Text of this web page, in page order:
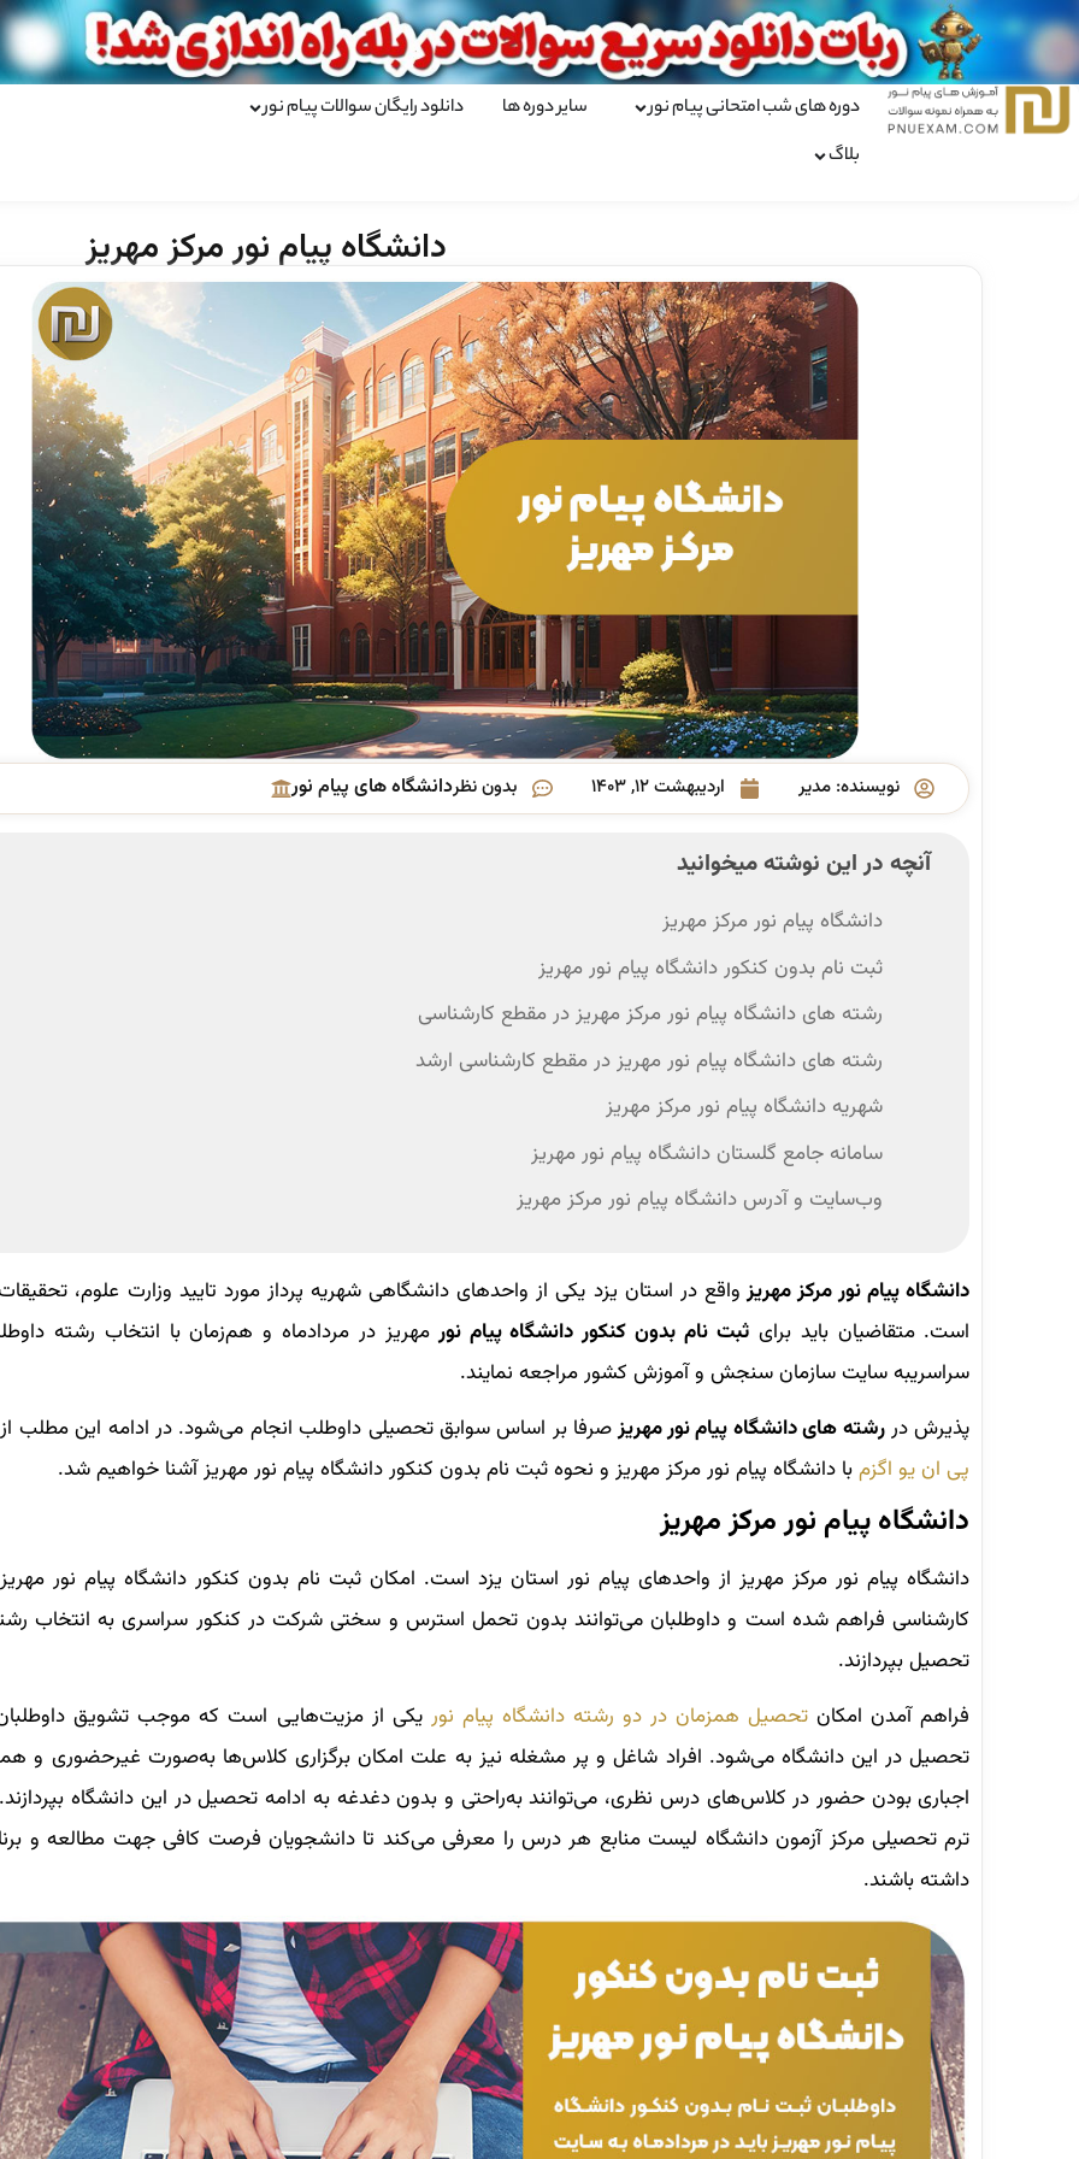
دوره های شب امتحانی پیام نور سایر دوره ها
دانلود رایگان سوالات پیام نور
بلاگ
دانشگاه پیام نور مرکز مهریز
نویسنده: مدیر اردیبهشت ۱۲, ۱۴۰۳ بدون نظردانشگاه های پیام نور
آنچه در این نوشته میخوانید
دانشگاه پیام نور مرکز مهریز
ثبت نام بدون کنکور دانشگاه پیام نور مهریز
رشته های دانشگاه پیام نور مرکز مهریز در مقطع کارشناسی
رشته های دانشگاه پیام نور مهریز در مقطع کارشناسی ارشد
شهریه دانشگاه پیام نور مرکز مهریز
سامانه جامع گلستان دانشگاه پیام نور مهریز
وب‌سایت و آدرس دانشگاه پیام نور مرکز مهریز
دانشگاه پیام نور مرکز مهریزواقع در استان یزد یکی از واحدهای دانشگاهی شهریه پرداز مورد تایید وزارت علوم،
است. متقاضیان باید برایثبت نام بدون کنکور دانشگاه پیام نورمهریز در مردادماه و هم‌زمان با انتخاب رشته
سراسریبه سایت سازمان سنجش و آموزش کشور مراجعه نمایند.
پذیرش دررشته های دانشگاه پیام نور مهریزصرفا بر اساس سوابق تحصیلی داوطلب انجام می‌شود. در ادامه این مطلب
پی ان یو اگزمبا دانشگاه پیام نور مرکز مهریز و نحوه ثبت نام بدون کنکور دانشگاه پیام نور مهریز آشنا خواهیم شد.
دانشگاه پیام نور مرکز مهریز
دانشگاه پیام نور مرکز مهریز از واحدهای پیام نور استان یزد است. امکان ثبت‌ نام بدون کنکور دانشگاه پیام نور
کارشناسی فراهم شده است و داوطلبان می‌توانند بدون تحمل استرس و سختی شرکت در کنکور سراسری به انتخاب
تحصیل بپردازند.
فراهم آمدن امکان تحصیل همزمان در دو رشته دانشگاه پیام نور یکی از مزیت‌هایی است که موجب تشویق
تحصیل در این دانشگاه می‌شود. افراد شاغل و پر مشغله نیز به علت امکان برگزاری کلاس‌ها به‌صورت غیرحضوری و
اجباری بودن حضور در کلاس‌های درس نظری، می‌توانند به‌راحتی و بدون دغدغه به ادامه تحصیل در این دانشگاه بپردازند.
ترم تحصیلی مرکز آزمون دانشگاه لیست منابع هر درس را معرفی می‌کند تا دانشجویان فرصت کافی جهت مطالعه و
داشته باشند.